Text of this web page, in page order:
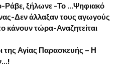
Ράβε, ξήλωνε -Το …Ψηφιακό
Δεν άλλαξαν τους αγωγούς
κάνουν τώρα-Αναζητείται
της Αγίας Παρασκευής – Η